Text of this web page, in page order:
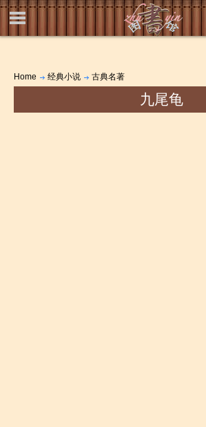
Home 经典小说 古典名著
九尾龟